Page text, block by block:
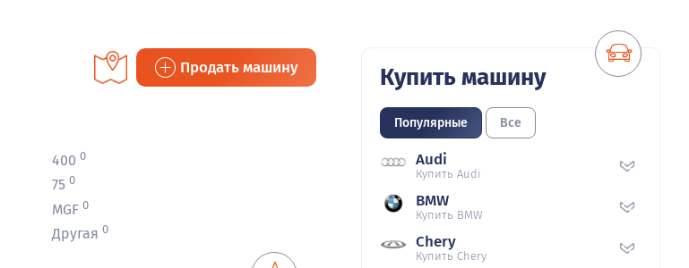
Продать машину
400 0
75 0
MGF 0
Другая 0
Купить машину
Популярные Все
Audi
Купить Audi
BMW
Купить BMW
Chery
Купить Chery